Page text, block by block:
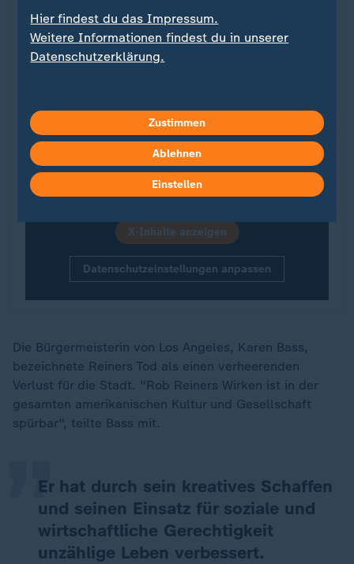
Erst wenn Sie hier klicken, werden Bilder und
andere Daten von X nachgeladen. Ihre IP-
Adresse wird dabei an externe Server von X
der Seite von X informieren. Um Ihre künftigen
Besuche zu erleichtern, speichern wir Ihre
Zustimmung in denDatenschutzeinstellungen.
Ihre Zustimmung können Sie im Bereich
„Meine News“ jederzeit widerrufen.
X-Inhalte anzeigen
Datenschutzeinstellungen anpassen
Die Bürgermeisterin von Los Angeles, Karen Bass,
bezeichnete Reiners Tod als einen verheerenden
Verlust für die Stadt. "Rob Reiners Wirken ist in der
gesamten amerikanischen Kultur und Gesellschaft
spürbar", teilte Bass mit.
Er hat durch sein kreatives Schaffen
und seinen Einsatz für soziale und
wirtschaftliche Gerechtigkeit
unzählige Leben verbessert.
„
Hier findest du das Impressum.
Weitere Informationen findest du in unserer
Datenschutzerklärung.
Zustimmen
Ablehnen
Einstellen